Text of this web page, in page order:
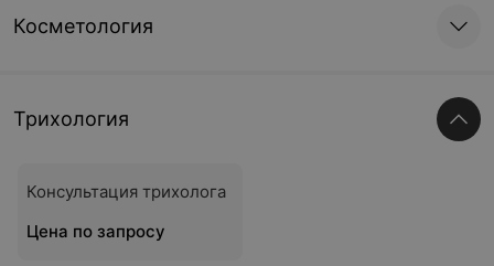
Косметология
Трихология
Консультация трихолога
Цена по запросу